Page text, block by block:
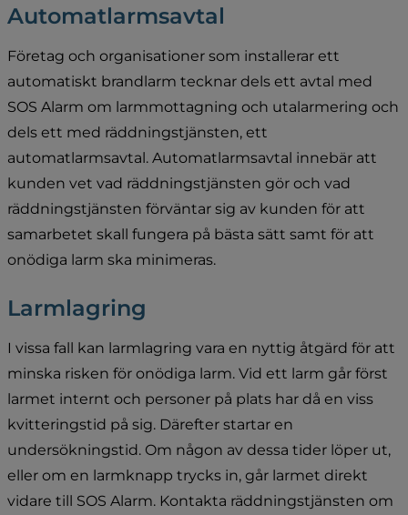
Automatlarmsavtal
Företag och organisationer som installerar ett
automatiskt brandlarm tecknar dels ett avtal med
SOS Alarm om larmmottagning och utalarmering och
dels ett med räddningstjänsten, ett
automatlarmsavtal. Automatlarmsavtal innebär att
kunden vet vad räddningstjänsten gör och vad
räddningstjänsten förväntar sig av kunden för att
samarbetet skall fungera på bästa sätt samt för att
onödiga larm ska minimeras.
Larmlagring
I vissa fall kan larmlagring vara en nyttig åtgärd för att
minska risken för onödiga larm. Vid ett larm går först
larmet internt och personer på plats har då en viss
kvitteringstid på sig. Därefter startar en
undersökningstid. Om någon av dessa tider löper ut,
eller om en larmknapp trycks in, går larmet direkt
vidare till SOS Alarm. Kontakta räddningstjänsten om